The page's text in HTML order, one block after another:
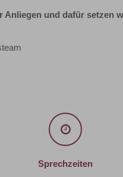
Anliegen und dafür setzen
Sprechzeiten